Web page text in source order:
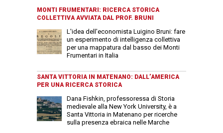
MONTI FRUMENTARI: RICERCA STORICA
COLLETTIVA AVVIATA DAL PROF. BRUNI
L'idea dell'economista Luigino Bruni: fare
un esperimento di intelligenza collettiva
per una mappatura dal basso dei Monti
Frumentari in Italia
SANTA VITTORIA IN MATENANO: DALL’AMERICA
PER UNA RICERCA STORICA
Dana Fishkin, professoressa di Storia
medievale alla New York University, è a
Santa Vittoria in Matenano per ricerche
sulla presenza ebraica nelle Marche